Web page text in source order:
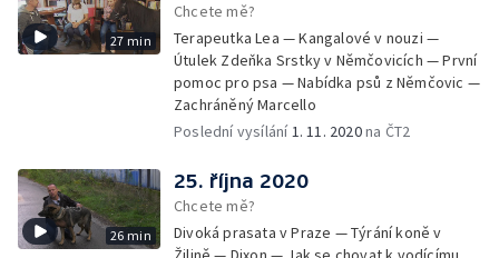
27 min
Chcete mě?
Terapeutka Lea — Kangalové v nouzi —
Útulek Zdeňka Srstky v Němčovicích — První
pomoc pro psa — Nabídka psů z Němčovic —
Zachráněný Marcello
Poslední vysílání1. 11. 2020na ČT2
26 min
25. října 2020
Chcete mě?
Divoká prasata v Praze — Týrání koně v